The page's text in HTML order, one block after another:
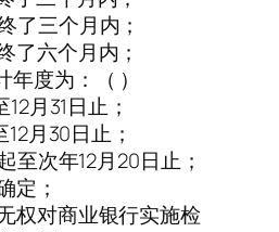
了三个月内；
了六个月内；
年度为：（ ）
月31日止；
月30日止；
至次年12月20日止；
定；
权对商业银行实施检